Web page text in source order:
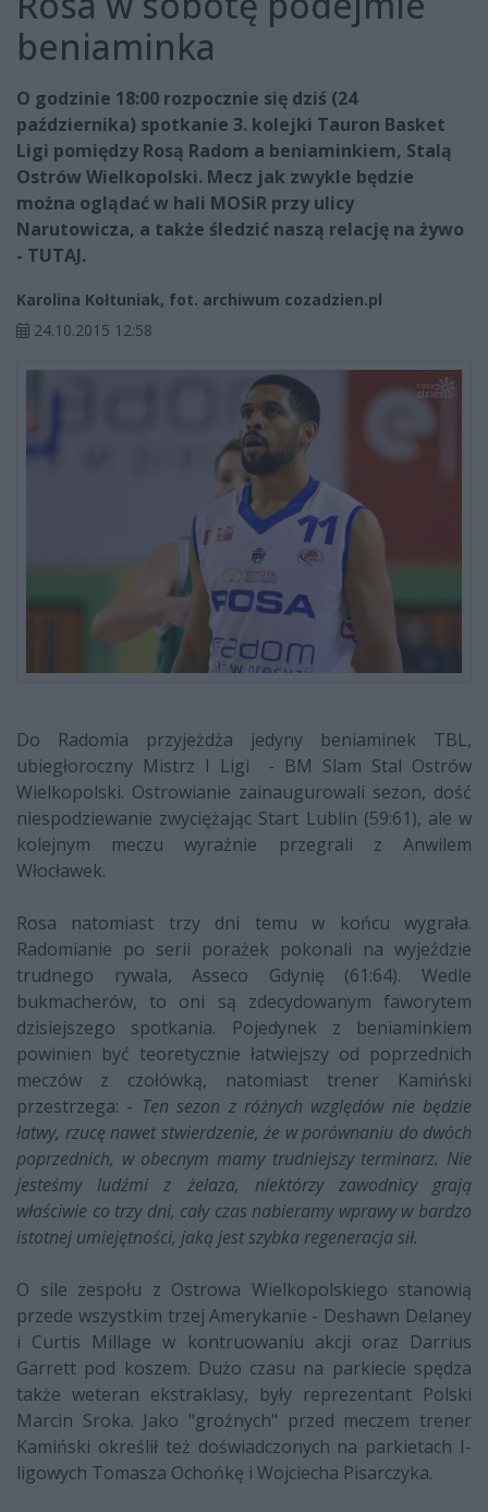
beniaminka
O godzinie 18:00 rozpocznie się dziś (24
października) spotkanie 3. kolejki Tauron Basket
Ligi pomiędzy Rosą Radom a beniaminkiem, Stalą
Ostrów Wielkopolski. Mecz jak zwykle będzie
można oglądać w hali MOSiR przy ulicy
Narutowicza, a także śledzić naszą relację na żywo
- TUTAJ.
Karolina Kołtuniak, fot. archiwum cozadzien.pl
24.10.2015 12:58
Do Radomia przyjeżdża jedyny beniaminek TBL,
ubiegłoroczny Mistrz I Ligi - BM Slam Stal Ostrów
Wielkopolski. Ostrowianie zainaugurowali sezon, dość
niespodziewanie zwyciężając Start Lublin (59:61), ale w
kolejnym meczu wyraźnie przegrali z Anwilem
Włocławek.
Rosa natomiast trzy dni temu w końcu wygrała.
Radomianie po serii porażek pokonali na wyjeździe
trudnego rywala, Asseco Gdynię (61:64). Wedle
bukmacherów, to oni są zdecydowanym faworytem
dzisiejszego spotkania. Pojedynek z beniaminkiem
powinien być teoretycznie łatwiejszy od poprzednich
meczów z czołówką, natomiast trener Kamiński
przestrzega: - Ten sezon z różnych względów nie będzie
łatwy, rzucę nawet stwierdzenie, że w porównaniu do dwóch
poprzednich, w obecnym mamy trudniejszy terminarz. Nie
jesteśmy ludźmi z żelaza, niektórzy zawodnicy grają
właściwie co trzy dni, cały czas nabieramy wprawy w bardzo
istotnej umiejętności, jaką jest szybka regeneracja sił.
O sile zespołu z Ostrowa Wielkopolskiego stanowią
przede wszystkim trzej Amerykanie - Deshawn Delaney
i Curtis Millage w kontruowaniu akcji oraz Darrius
Garrett pod koszem. Dużo czasu na parkiecie spędza
także weteran ekstraklasy, były reprezentant Polski
Marcin Sroka. Jako "groźnych" przed meczem trener
Kamiński określił też doświadczonych na parkietach I-
ligowych Tomasza Ochońkę i Wojciecha Pisarczyka.